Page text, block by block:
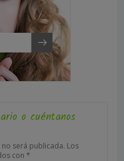
o cuéntanos
será publicada. Los
con *